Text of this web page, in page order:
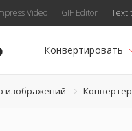
Video GIF Editor Text
Конвертировать
изображений Конвертер